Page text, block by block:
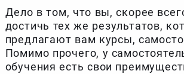
Дело в том, что вы, скорее
достичь тех же результатов,
предлагают вам курсы,
Помимо прочего, у
обучения есть свои